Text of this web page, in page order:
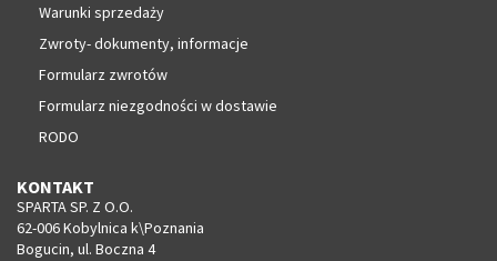
Warunki sprzedaży
Zwroty- dokumenty, informacje
Formularz zwrotów
Formularz niezgodności w dostawie
RODO
KONTAKT
SPARTA SP. Z O.O.
62-006 Kobylnica k\Poznania
Bogucin, ul. Boczna 4